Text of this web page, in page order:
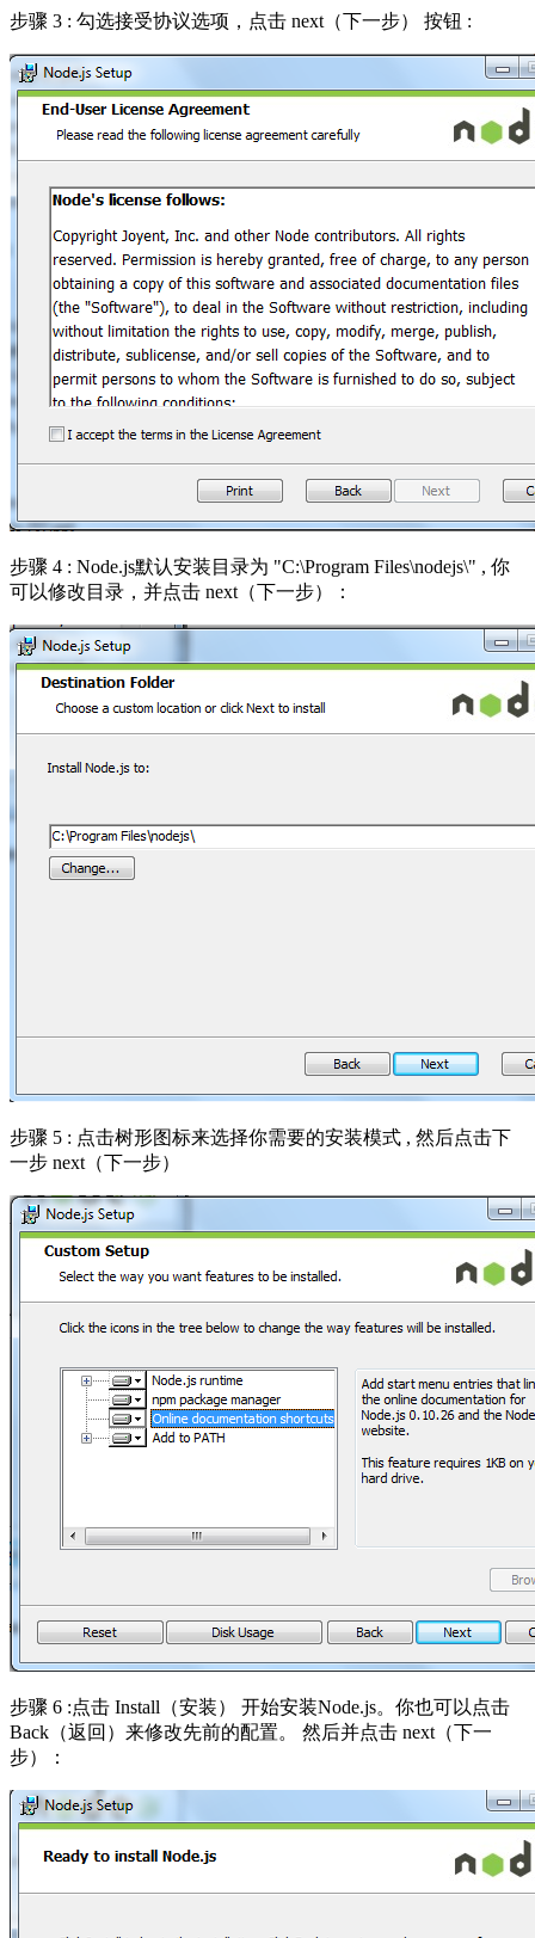
步骤 3 : 勾选接受协议选项，点击 next（下一步） 按钮 :
步骤 4 : Node.js默认安装目录为 "C:\Program Files\nodejs\" , 你
可以修改目录，并点击 next（下一步）：
步骤 5 : 点击树形图标来选择你需要的安装模式 , 然后点击下
一步 next（下一步）
步骤 6 :点击 Install（安装） 开始安装Node.js。你也可以点击
Back（返回）来修改先前的配置。 然后并点击 next（下一
步）：